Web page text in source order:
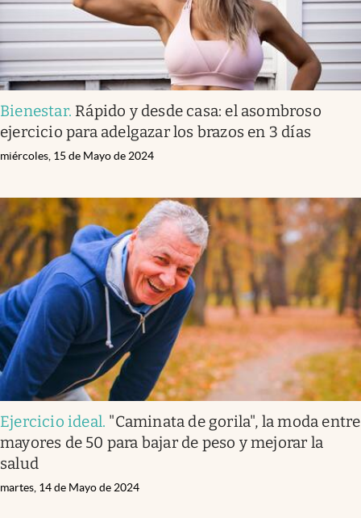
Bienestar. Rápido y desde casa: el asombroso
ejercicio para adelgazar los brazos en 3 días
miércoles, 15 de Mayo de 2024
Ejercicio ideal. "Caminata de gorila", la moda entre
mayores de 50 para bajar de peso y mejorar la
salud
martes, 14 de Mayo de 2024